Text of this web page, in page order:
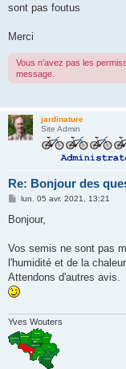
sont pas foutus
Merci
Vous n’avez pas les
message.
jardinature
Site Admin
Re: Bonjour des
M
s
g
lun. 05 avr. 2021, 13:21
Bonjour,
Vos semis ne sont pas
l'humidité et de la
Attendons d'autres avis.
Yves Wouters